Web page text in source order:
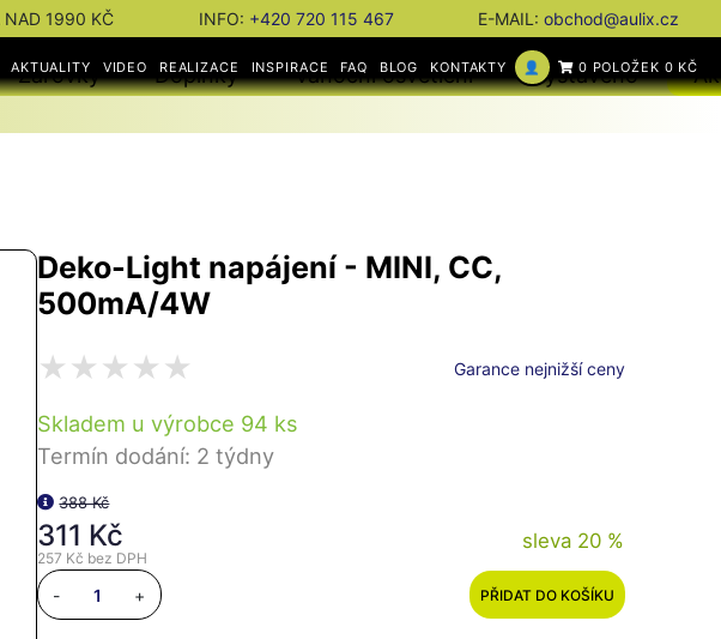
NAD 1990 KČ INFO: +420 720 115 467 E-MAIL: obchod@aulix.cz
AKTUALITY VIDEO REALIZACE INSPIRACE FAQ BLOG KONTAKTY 👤 0 POLOŽEK 0 KČ
Žárovky Doplňky Vánoční osvětlení Vystaveno
Deko-Light napájení - MINI, CC,
500mA/4W
Garance nejnižší ceny
Skladem u výrobce 94 ks
Termín dodání: 2 týdny
sleva 20 %
388 Kč
311 Kč
257 Kč bez DPH
- + PŘIDAT DO KOŠÍKU